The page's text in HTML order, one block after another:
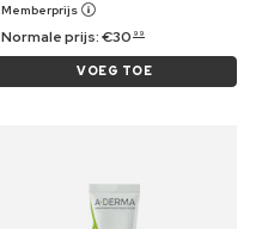
Memberprijs
Normale prijs:€30 99
VOEG TOE